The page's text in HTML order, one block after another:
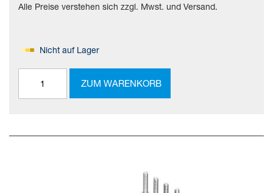
Alle Preise verstehen sich zzgl. Mwst. und Versand.
Nicht auf Lager
ZUM WARENKORB